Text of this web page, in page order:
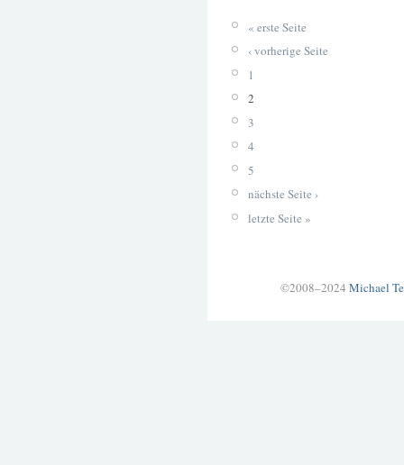
« erste Seite
‹ vorherige Seite
1
2
3
4
5
nächste Seite ›
letzte Seite »
©2008–2024 Michael